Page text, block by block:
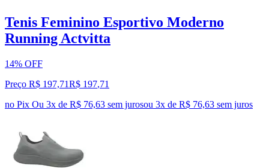
Tenis Feminino Esportivo Moderno
Running Actvitta
14% OFF
Preço R$ 197,71R$ 197,71
no Pix Ou 3x de R$ 76,63 sem jurosou 3x de R$ 76,63 sem juros